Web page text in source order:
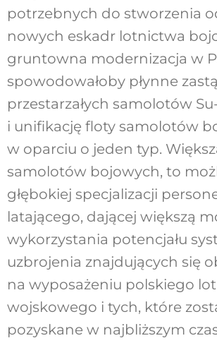
potrzebnych do stworzenia
nowych eskadr lotnictwa
gruntowna modernizacja w
spowodowałoby płynne
przestarzałych samolotów
i unifikację floty samolotów
w oparciu o jeden typ.
samolotów bojowych, to
głębokiej specjalizacji
latającego, dającej większą
wykorzystania potencjału
uzbrojenia znajdujących się
na wyposażeniu polskiego
wojskowego i tych, które
pozyskane w najbliższym